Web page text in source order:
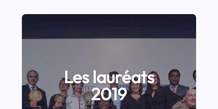
Les lauréats
2019